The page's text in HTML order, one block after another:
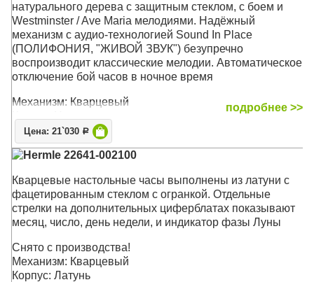
натурального дерева с защитным стеклом, c боем и
Westminster / Ave Maria мелодиями. Надёжный
механизм с аудио-технологией Sound In Place
(ПОЛИФОНИЯ, "ЖИВОЙ ЗВУК") безупречно
воспроизводит классические мелодии. Автоматическое
отключение бой часов в ночное время
Механизм: Кварцевый
Корпус: Натуральное дерево, защитное стекло
Звуковой сигнал: Мелодия Westminster, Ave Maria, Бим-
бом
Размер: 31 x 23,4 x 12,1 см
подробнее >>
Цена: 21`030 Р
Hermle 22641-002100
Кварцевые настольные часы выполнены из латуни с
фацетированным стеклом с огранкой. Отдельные
стрелки на дополнительных циферблатах показывают
месяц, число, день недели, и индикатор фазы Луны
Снято с производства!
Механизм: Кварцевый
Корпус: Латунь